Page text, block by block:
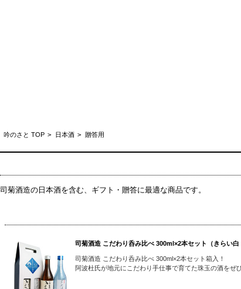
吟のさと TOP > 日本酒 > 贈答用
司菊酒造の日本酒を含む、ギフト・贈答に最適な商品です。
司菊酒造 こだわり呑み比べ 300ml×2本セット（きらい
司菊酒造 こだわり呑み比べ 300ml×2本セット箱入！
阿波杜氏が地元にこだわり手仕事で育てた珠玉の酒をぜ